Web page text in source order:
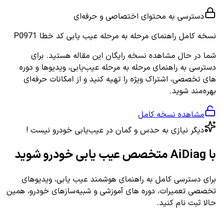
دسترسی به محتوای اختصاصی و حرفه‌ای
نسخه کامل راهنمای مرحله به مرحله عیب یابی کد خطا P0971
شما در حال مشاهده نسخه رایگان این مقاله هستید. برای
دسترسی به راهنمای مرحله به مرحله عیب‌یابی، ویدیوها و دوره
های تخصصی، اشتراک ویژه را تهیه کنید و از امکانات حرفه‌ای
بهره‌مند شوید.
مشاهده نسخه کامل
دیگر نیازی به حدس و گمان در عیب‌یابی خودرو نیست !
با AiDiag متخصص عیب یابی خودرو شوید
برای دسترسی کامل به راهنمای هوشمند عیب یابی، ویدیوهای
تخصصی تعمیرات، دوره های آموزشی و شبیه‌سازهای خودرو، همین
حالا ثبت نام کنید.